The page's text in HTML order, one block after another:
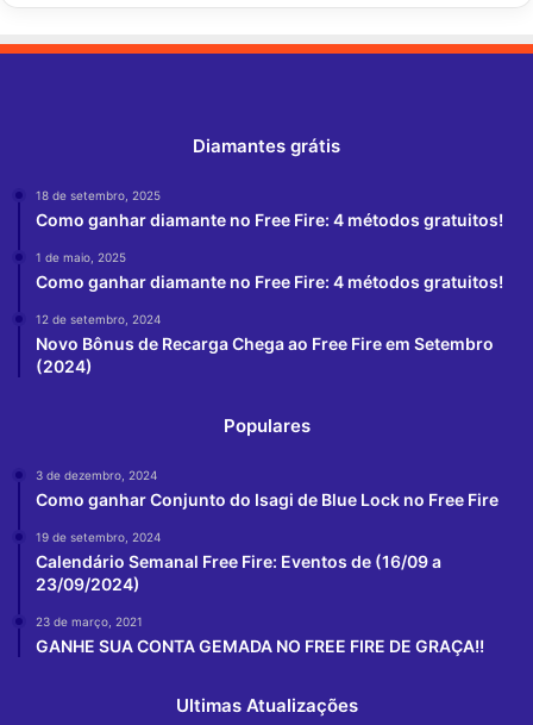
Diamantes grátis
18 de setembro, 2025
Como ganhar diamante no Free Fire: 4 métodos gratuitos!
1 de maio, 2025
Como ganhar diamante no Free Fire: 4 métodos gratuitos!
12 de setembro, 2024
Novo Bônus de Recarga Chega ao Free Fire em Setembro
(2024)
Populares
3 de dezembro, 2024
Como ganhar Conjunto do Isagi de Blue Lock no Free Fire
19 de setembro, 2024
Calendário Semanal Free Fire: Eventos de (16/09 a
23/09/2024)
23 de março, 2021
GANHE SUA CONTA GEMADA NO FREE FIRE DE GRAÇA!!
Ultimas Atualizações